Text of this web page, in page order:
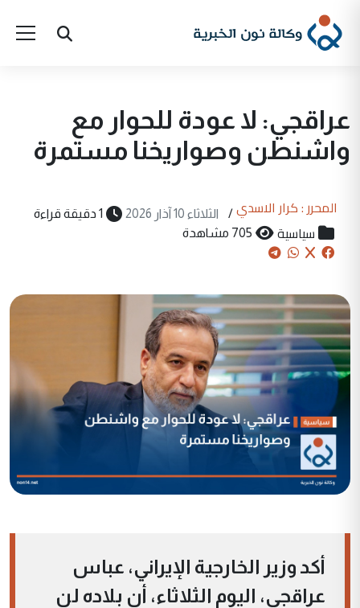
عراقجي: لا عودة للحوار مع
واشنطن وصواريخنا مستمرة
المحرر : كرار الاسدي / الثلاثاء 10 آذار 2026 1 دقيقة قراءة
سياسية 705 مشاهدة
أكد وزير الخارجية الإيراني، عباس
عراقجي، اليوم الثلاثاء، أن بلاده لن